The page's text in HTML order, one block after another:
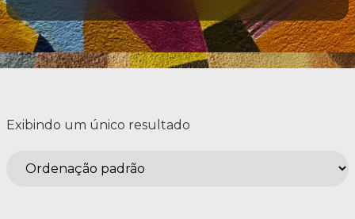
Exibindo um único resultado